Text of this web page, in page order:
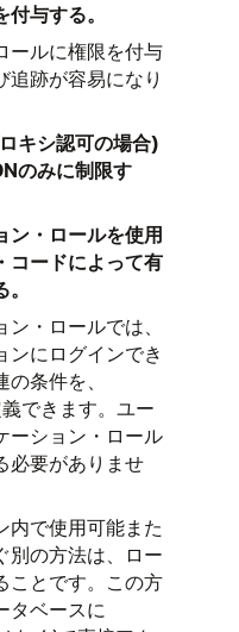
与する。
ールに権限を付与
追跡が容易になり
キシ認可の場合)
のみに制限す
ン・ロールを使用
コードによって有
・ロールでは、
ンにログインでき
条件を、
できます。ユー
ーション・ロール
必要がありませ
内で使用可能また
別の方法は、ロー
ことです。この方
タベースに